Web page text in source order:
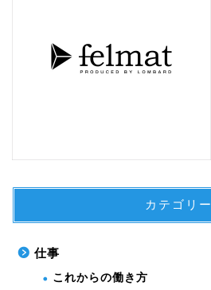
カテゴリー
仕事
これからの働き方